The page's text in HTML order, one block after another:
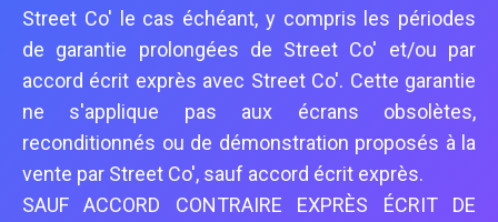
Street Co' le cas échéant, y compris les périodes
de garantie prolongées de Street Co' et/ou par
accord écrit exprès avec Street Co'. Cette garantie
ne s'applique pas aux écrans obsolètes,
reconditionnés ou de démonstration proposés à la
vente par Street Co', sauf accord écrit exprès.
SAUF ACCORD CONTRAIRE EXPRÈS ÉCRIT DE